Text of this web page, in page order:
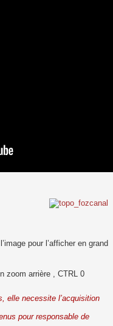
pour l’afficher en grand
zoom arrière , CTRL 0
elle necessite l’acquisition
pour responsable de